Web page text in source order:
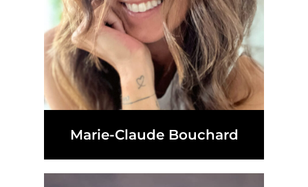
Marie-Claude Bouchard